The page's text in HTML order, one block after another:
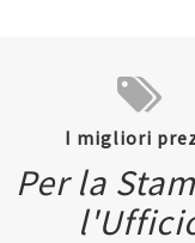
I migliori
Per la